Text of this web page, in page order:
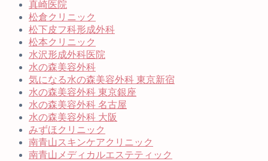
真崎医院
松倉クリニック
松下皮フ科形成外科
松本クリニック
水沢形成外科医院
水の森美容外科
気になる水の森美容外科 東京新宿
水の森美容外科 東京銀座
水の森美容外科 名古屋
水の森美容外科 大阪
みずほクリニック
南青山スキンケアクリニック
南青山メディカルエステティック